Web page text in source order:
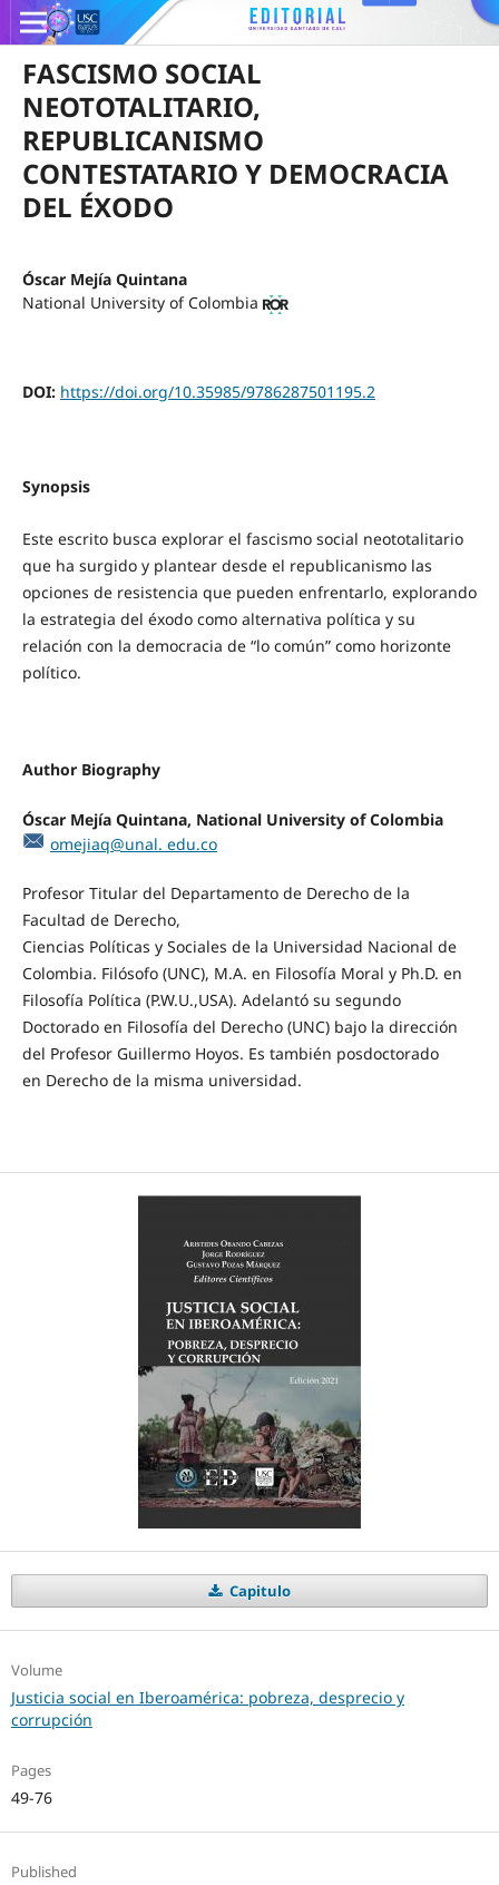
FASCISMO SOCIAL
NEOTOTALITARIO,
REPUBLICANISMO
CONTESTATARIO Y DEMOCRACIA
DEL ÉXODO
Óscar Mejía Quintana
National University of Colombia
DOI: https://doi.org/10.35985/9786287501195.2
Synopsis
Este escrito busca explorar el fascismo social neototalitario
que ha surgido y plantear desde el republicanismo las
opciones de resistencia que pueden enfrentarlo, explorando
la estrategia del éxodo como alternativa política y su
relación con la democracia de “lo común” como horizonte
político.
Author Biography
Óscar Mejía Quintana, National University of Colombia
omejiaq@unal. edu.co
Profesor Titular del Departamento de Derecho de la
Facultad de Derecho,
Ciencias Políticas y Sociales de la Universidad Nacional de
Colombia. Filósofo (UNC), M.A. en Filosofía Moral y Ph.D. en
Filosofía Política (P.W.U.,USA). Adelantó su segundo
Doctorado en Filosofía del Derecho (UNC) bajo la dirección
del Profesor Guillermo Hoyos. Es también posdoctorado
en Derecho de la misma universidad.
Capitulo
Volume
Justicia social en Iberoamérica: pobreza, desprecio y
corrupción
Pages
49-76
Published